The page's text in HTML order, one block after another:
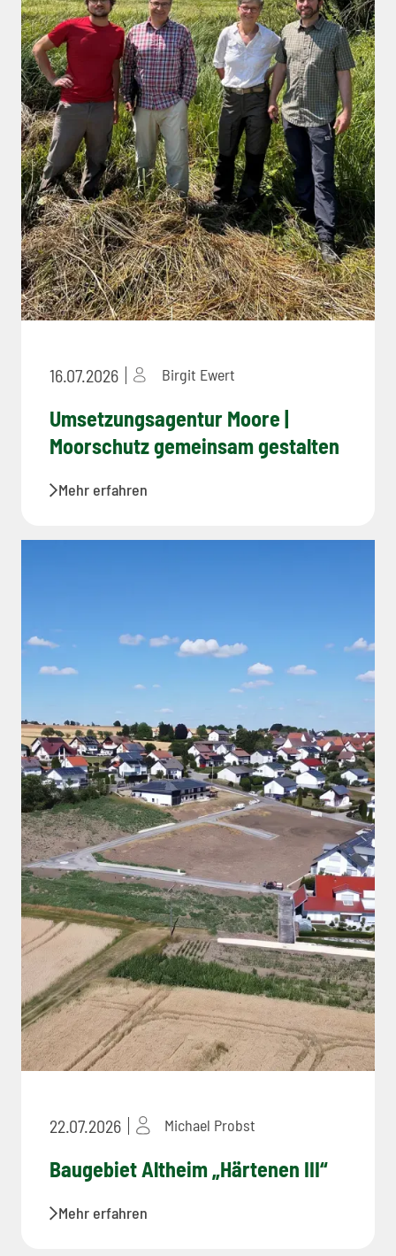
16.07.2026 Birgit Ewert
Umsetzungsagentur Moore |
Moorschutz gemeinsam gestalten
Mehr erfahren
22.07.2026 Michael Probst
Baugebiet Altheim „Härtenen III“
Mehr erfahren